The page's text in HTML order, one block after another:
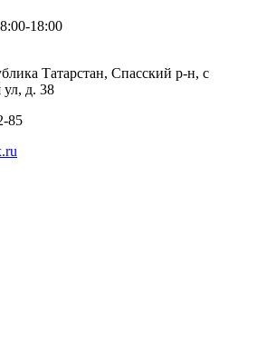
18:00
Татарстан, Спасский р-н, с
д. 38
85